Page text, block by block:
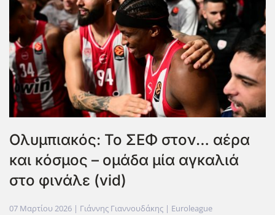
Ολυμπιακός: Το ΣΕΦ στον… αέρα
και κόσμος – ομάδα μία αγκαλιά
στο φινάλε (vid)
07 Μαρτίου 2026 | Γιάννης Γιαννουδάκης | Euroleague